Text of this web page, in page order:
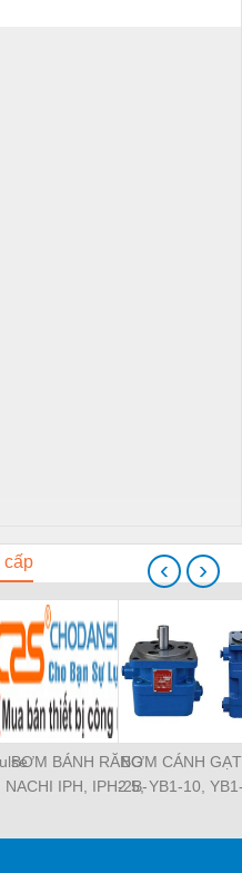
cấp
BƠM BÁNH RĂNG
NACHI IPH, IPH-2B-
IPH-2A-5-11, IPH-5A-
BƠM CÁNH
2.5, YB1-10,
100/16 YB1-
‹ ›